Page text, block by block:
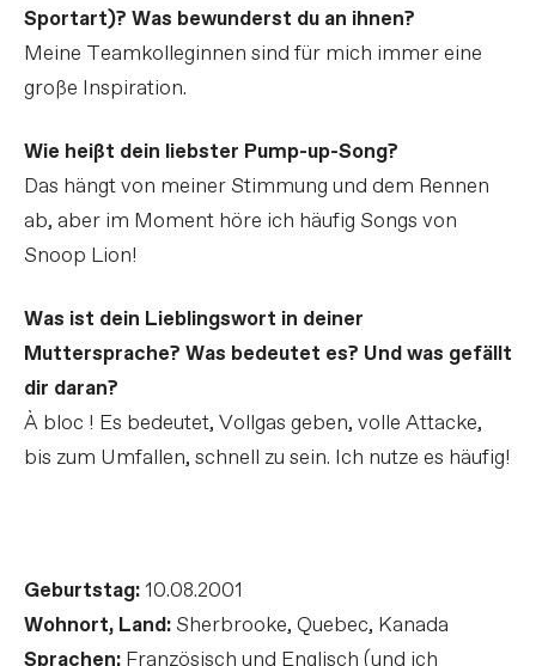
Sportart)? Was bewunderst du an ihnen?
Meine Teamkolleginnen sind für mich immer eine
große Inspiration.
Wie heißt dein liebster Pump-up-Song?
Das hängt von meiner Stimmung und dem Rennen
ab, aber im Moment höre ich häufig Songs von
Snoop Lion!
Was ist dein Lieblingswort in deiner
Muttersprache? Was bedeutet es? Und was gefällt
dir daran?
À bloc ! Es bedeutet, Vollgas geben, volle Attacke,
bis zum Umfallen, schnell zu sein. Ich nutze es häufig!
Geburtstag:10.08.2001
Wohnort, Land: Sherbrooke, Quebec, Kanada
Sprachen: Französisch und Englisch (und ich